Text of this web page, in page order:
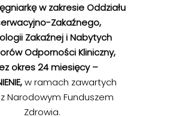
w zakresie Oddziału
Zakaźnego,
Zakaźnej i Nabytych
Odporności Kliniczny,
okres 24 miesięcy –
w ramach zawartych
Narodowym Funduszem
Zdrowia.